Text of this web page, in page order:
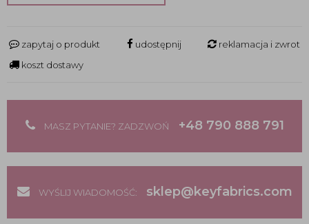
zapytaj o produkt udostępnij
reklamacja i zwrot
koszt dostawy
MASZ PYTANIE? ZADZWOŃ +48 790 888 791
WYŚLIJ WIADOMOŚĆ: sklep@keyfabrics.com